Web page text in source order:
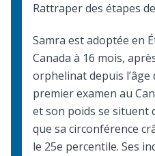
Rattraper des étapes
Samra est adoptée en
Canada à 16 mois,
orphelinat depuis l’âge
premier examen au
et son poids se situent
que sa circonférence
le 25e percentile. Ses